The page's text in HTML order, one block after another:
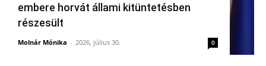
embere horvát állami kitüntetésben
részesült
Molnár Mónika - 2026, július 30. 0